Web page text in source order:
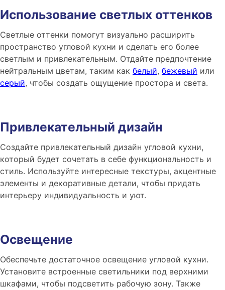
Использование светлых оттенков
Светлые оттенки помогут визуально расширить
пространство угловой кухни и сделать его более
светлым и привлекательным. Отдайте предпочтение
нейтральным цветам, таким как белый, бежевый или
серый, чтобы создать ощущение простора и света.
Привлекательный дизайн
Создайте привлекательный дизайн угловой кухни,
который будет сочетать в себе функциональность и
стиль. Используйте интересные текстуры, акцентные
элементы и декоративные детали, чтобы придать
интерьеру индивидуальность и уют.
Освещение
Обеспечьте достаточное освещение угловой кухни.
Установите встроенные светильники под верхними
шкафами, чтобы подсветить рабочую зону. Также